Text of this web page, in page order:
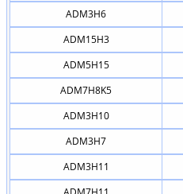
ADM3H6
ADM15H3
ADM5H15
ADM7H8K5
ADM3H10
ADM3H7
ADM3H11